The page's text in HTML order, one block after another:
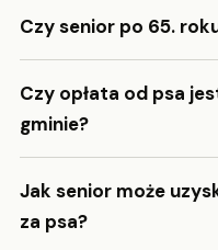
Czy senior po 65.
Czy opłata od psa
gminie?
Jak senior może
za psa?